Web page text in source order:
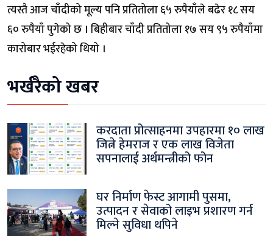
त्यस्तै आज चाँदीको मूल्य पनि प्रतितोला ६५ रुपैयाँले बढेर १८ सय
६० रुपैयाँ पुगेको छ । बिहीबार चाँदी प्रतितोला १७ सय ९५ रुपैयाँमा
कारोबार भईरहेको थियो ।
भर्खरैको खबर
करदाता प्रोत्साहनमा उपहारमा १० लाख
जित्ने हेमराज र एक लाख विजेता
सपनालाई अर्थमन्त्रीको फोन
घर निर्माण फेस्ट आगामी पुसमा,
उत्पादन र सेवाको लाइभ प्रशारण गर्न
मिल्ने सुविधा थपिने